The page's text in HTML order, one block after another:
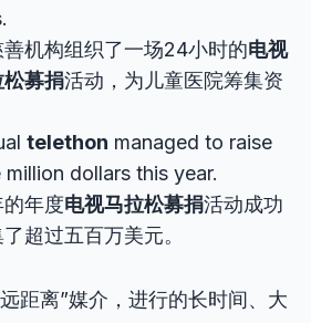
善机构组织了一场24小时的电视
募捐活动，为儿童医院筹集资
telethon managed to raise
dollars this year.
年度电视马拉松募捐活动成功
超过五百万美元。
距离”媒介，进行的长时间、大